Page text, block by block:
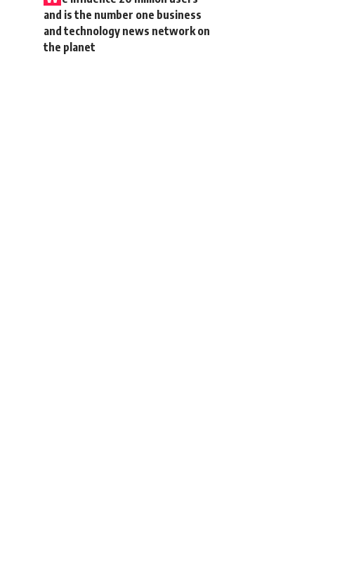
and is the number one business
and technology news network on
the planet